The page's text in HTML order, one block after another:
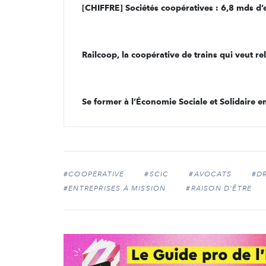
[CHIFFRE] Sociétés coopératives : 6,8 mds
Railcoop, la coopérative de trains qui veut
Se former à l’Économie Sociale et Solidaire
#COOPÉRATIVE #SCIC #AVOCATS
#ENTREPRISES À MISSION
#RAISON D'ÊTRE